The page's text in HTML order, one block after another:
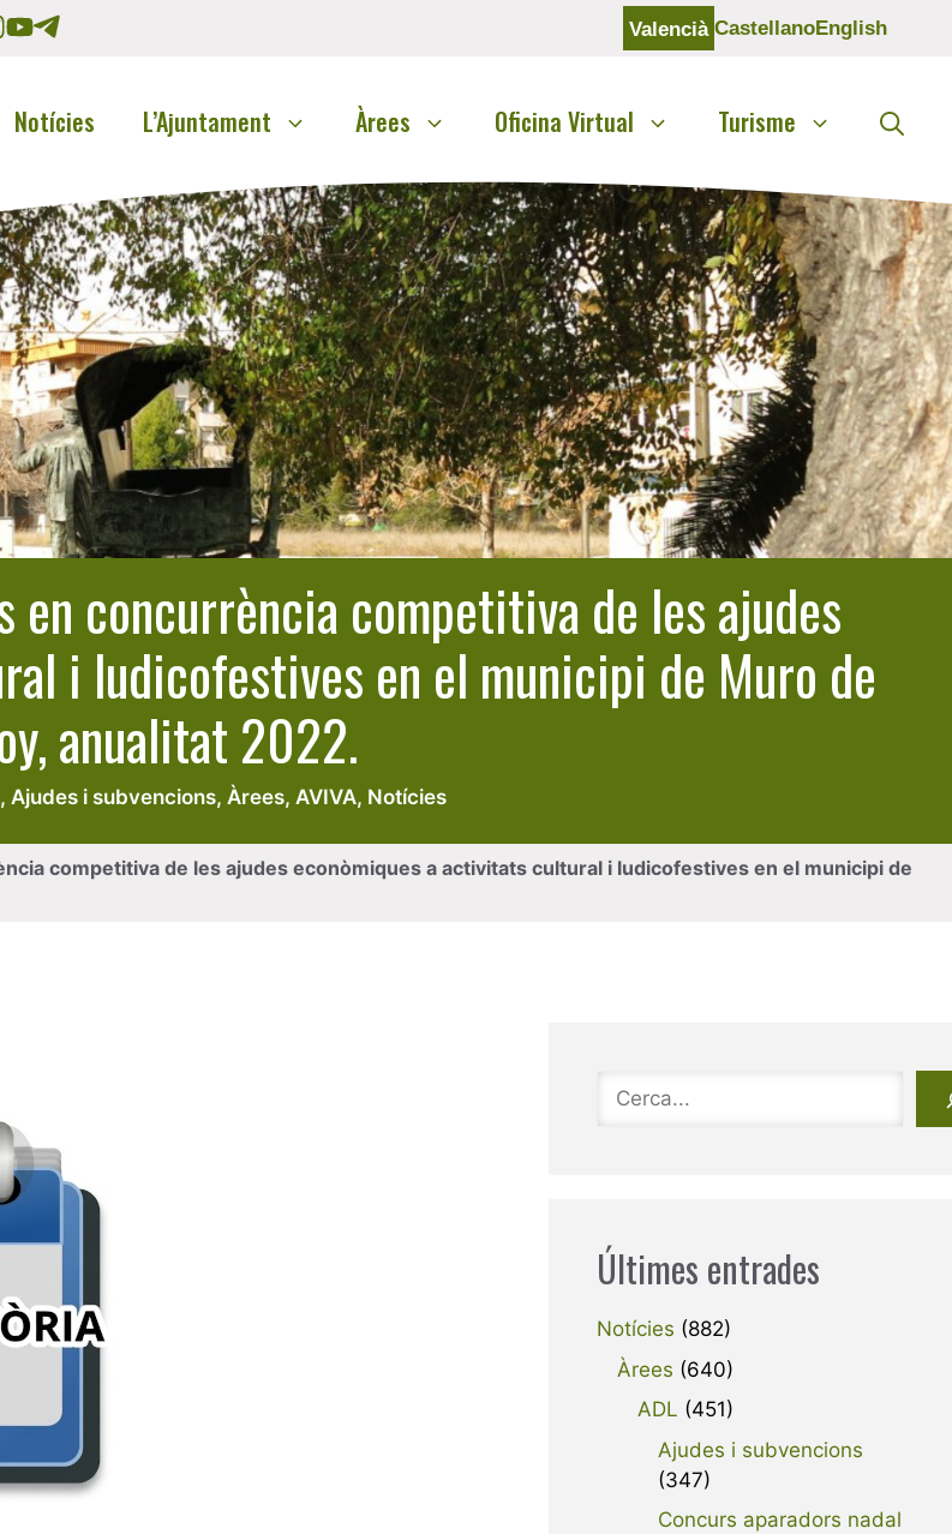
Valencià CastellanoEnglish
Notícies L’Ajuntament Àrees Oficina Virtual Turisme
en concurrència competitiva de les ajudes
i ludicofestives en el municipi de Muro de
anualitat 2022.
, Ajudes i subvencions, Àrees, AVIVA, Notícies
competitiva de les ajudes econòmiques a activitats cultural i ludicofestives en el municipi de
Cerca
Últimes entrades
Notícies (882)
Àrees (640)
ADL (451)
Ajudes i subvencions
(347)
Concurs aparadors nadal